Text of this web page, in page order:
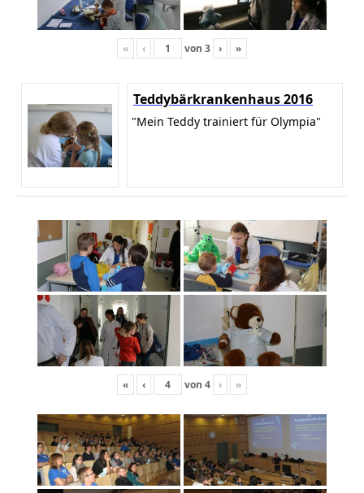
« ‹ von 3 › »
Teddybärkrankenhaus 2016
"Mein Teddy trainiert für Olympia"
« ‹ von 4 › »